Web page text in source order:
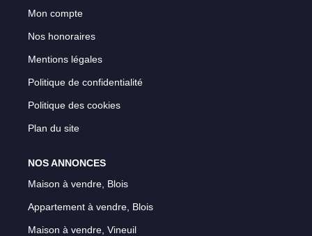
Mon compte
Nos honoraires
Mentions légales
Politique de confidentialité
Politique des cookies
Plan du site
NOS ANNONCES
Maison à vendre, Blois
Appartement à vendre, Blois
Maison à vendre, Vineuil